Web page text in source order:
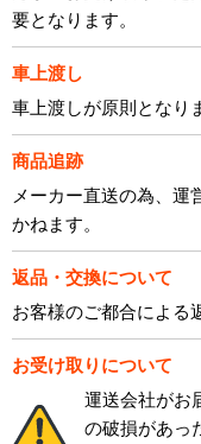
要となります。
車上渡し
車上渡しが原則となり
商品追跡
メーカー直送の為、運
かねます。
返品・交換について
お客様のご都合による
お受け取りについて
運送会社がお
の破損があっ